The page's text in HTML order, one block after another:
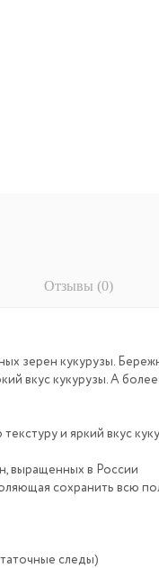
Отзывы (0)
зерен кукурузы.
вкус кукурузы. А
и яркий вкус
выращенных в России
сохранить всю
следы)